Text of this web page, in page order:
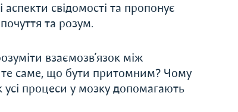
свідомості та пропонує
почуття та розум.
взаємозв’язок між
саме, що бути притомним? Чому
процеси у мозку допомагають